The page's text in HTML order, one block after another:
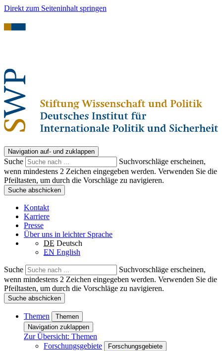
Direkt zum Seiteninhalt springen
Navigation auf- und zuklappen
Suche
Suchvorschläge erscheinen,
wenn mindestens 2 Zeichen eingegeben werden. Verwenden Sie die
Pfeiltasten, um durch die Vorschläge zu navigieren.
Suche abschicken
Kontakt
Karriere
Presse
Über uns in leichter Sprache
DE Deutsch
EN English
Suche
Suchvorschläge erscheinen,
wenn mindestens 2 Zeichen eingegeben werden. Verwenden Sie die
Pfeiltasten, um durch die Vorschläge zu navigieren.
Suche abschicken
Themen
Themen
Navigation zuklappen
Zur Übersicht: Themen
Forschungsgebiete
Forschungsgebiete